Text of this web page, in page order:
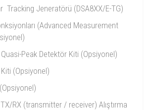
Tracking Jeneratörü (DSA8XX/E-TG)
(Advanced Measurement
Peak Detektör Kiti (Opsiyonel)
(Opsiyonel)
RX (transmitter / receiver) Alıştırma